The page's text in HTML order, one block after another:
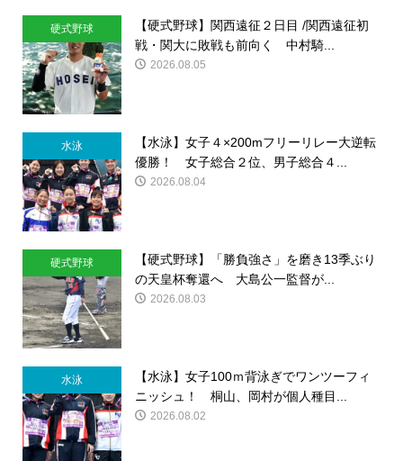
硬式野球
【硬式野球】関西遠征２日目 /関西遠征初
戦・関大に敗戦も前向く 中村騎...
2026.08.05
水泳
【水泳】女子４×200mフリーリレー大逆転
優勝！ 女子総合２位、男子総合４...
2026.08.04
硬式野球
【硬式野球】「勝負強さ」を磨き13季ぶり
の天皇杯奪還へ 大島公一監督が...
2026.08.03
水泳
【水泳】女子100ｍ背泳ぎでワンツーフィ
ニッシュ！ 桐山、岡村が個人種目...
2026.08.02